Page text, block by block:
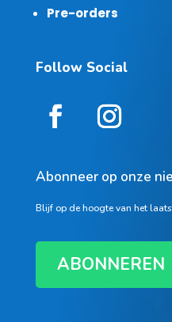
Pre-orders
Follow Social
Abonneer op onze
Blijf op de hoogte van het
ABONNEREN